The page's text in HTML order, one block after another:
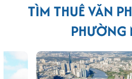
TÌM THUÊ VĂN
PHƯỜNG